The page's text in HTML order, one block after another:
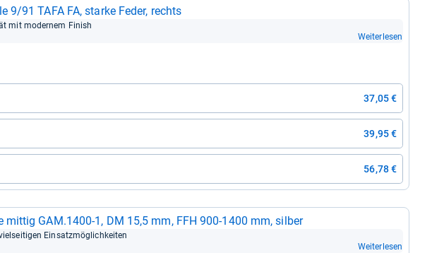
9/91 TAFA FA, starke Feder, rechts
mit moder­nem Finish
Weiterlesen
37,05 €
39,95 €
56,78 €
mit­tig GAM.1400-​1, DM 15,5 mm, FFH 900-​1400 mm, sil­ber
Ein­satz­mög­lich­kei­ten
Weiterlesen